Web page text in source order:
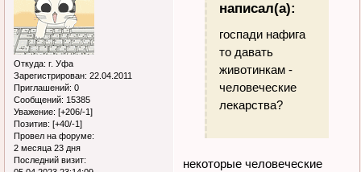
Откуда: г. Уфа
Зарегистрирован: 22.04.2011
Приглашений: 0
Сообщений: 15385
Уважение: [+206/-1]
Позитив: [+40/-1]
Провел на форуме:
2 месяца 23 дня
Последний визит:
написал(а):
госпади нафига
то давать
животинкам -
человеческие
лекарства?
некоторые человеческие